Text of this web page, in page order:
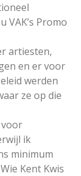
Promo
artiesten,
en er voor
werden
ze op die
ik
minimum
Kent Kwis